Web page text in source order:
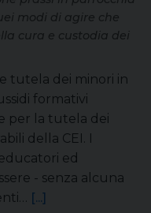
modi di agire che
cura e custodia dei
tutela dei minori in
formativi
per la tutela dei
della CEI. I
ed
- senza alcuna
[...]